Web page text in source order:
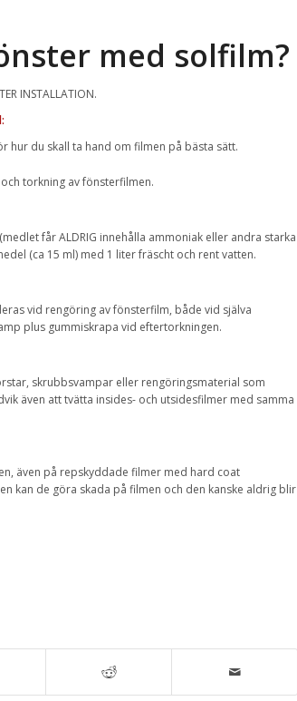
med solfilm?
INSTALLATION.
hur du skall ta hand om filmen på bästa sätt.
torkning av fönsterfilmen.
får ALDRIG innehålla ammoniak eller andra starka
(ca 15 ml) med 1 liter fräscht och rent vatten.
vid rengöring av fönsterfilm, både vid själva
plus gummiskrapa vid eftertorkningen.
skrubbsvampar eller rengöringsmaterial som
även att tvätta insides- och utsidesfilmer med samma
även på repskyddade filmer med hard coat
kan de göra skada på filmen och den kanske aldrig blir